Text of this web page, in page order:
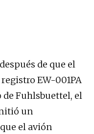
de que el
EW-001PA
Fuhlsbuettel, el
un
el avión